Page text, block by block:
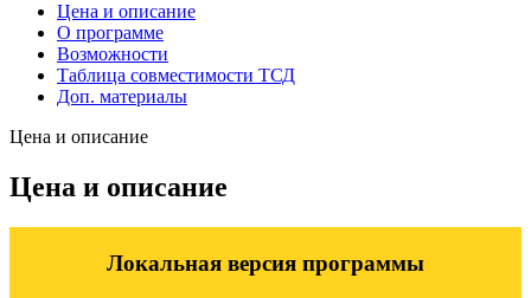
Цена и описание
О программе
Возможности
Таблица совместимости ТСД
Доп. материалы
Цена и описание
Цена и описание
Локальная версия программы